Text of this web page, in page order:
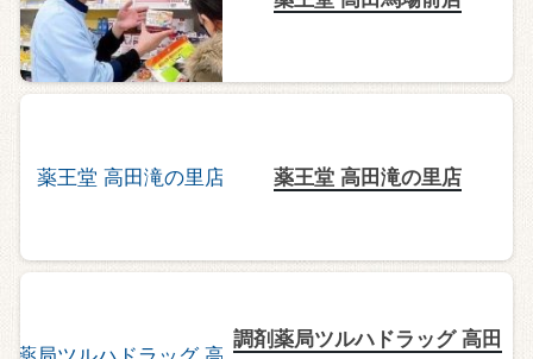
薬王堂 高田滝の里店
調剤薬局ツルハドラッグ 高田